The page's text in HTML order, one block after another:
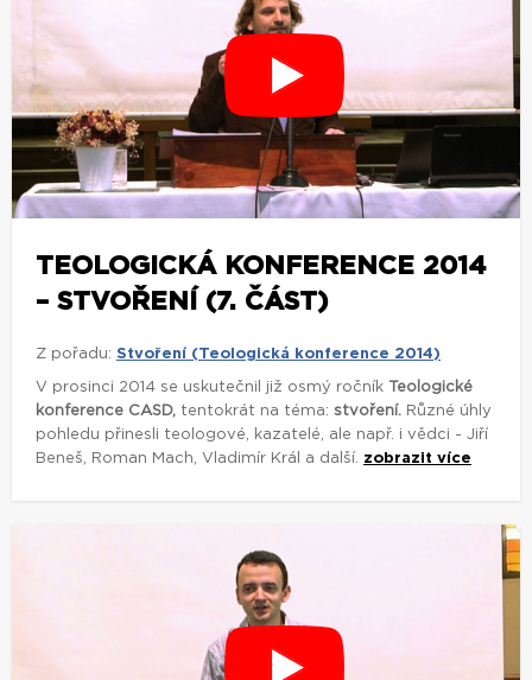
TEOLOGICKÁ KONFERENCE 2014
– STVOŘENÍ (7. ČÁST)
Z pořadu: Stvoření (Teologická konference 2014)
V prosinci 2014 se uskutečnil již osmý ročník Teologické
konference CASD, tentokrát na téma: stvoření. Různé úhly
pohledu přinesli teologové, kazatelé, ale např. i vědci - Jiří
Beneš, Roman Mach, Vladimír Král a další.
zobrazit více